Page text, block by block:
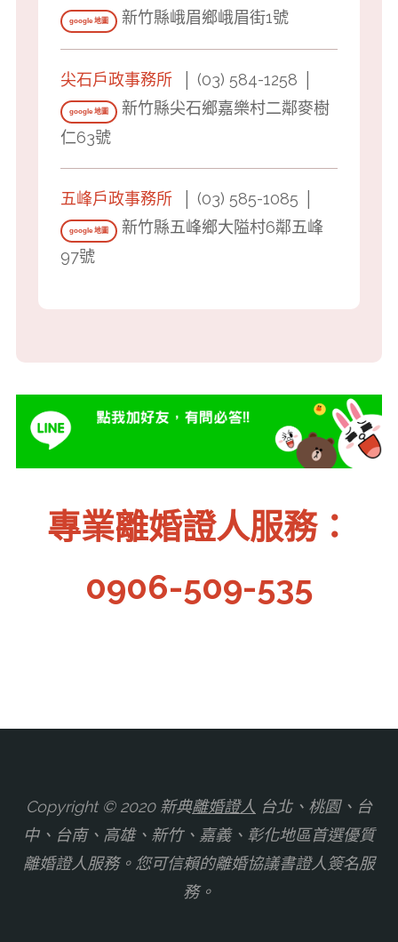
google 地圖 新竹縣峨眉鄉峨眉街1號
尖石戶政事務所 │ (03) 584-1258 │
google 地圖
新竹縣尖石鄉嘉樂村二鄰麥樹
仁63號
五峰戶政事務所 │ (03) 585-1085 │
google 地圖
新竹縣五峰鄉大隘村6鄰五峰
97號
專業離婚證人服務：
0906-509-535
Copyright © 2020 新典離婚證人 台北、桃園、台
中、台南、高雄、新竹、嘉義、彰化地區首選優質
離婚證人服務。您可信賴的離婚協議書證人簽名服
務。